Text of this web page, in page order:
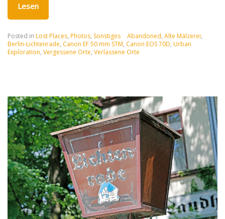
Lesen
Posted in Lost Places, Photos, Sonstiges Abandoned, Alte Mälzerei,
Berlin-Lichtenrade, Canon EF 50 mm STM, Canon EOS 70D, Urban
Exploration, Vergessene Orte, Verlassene Orte